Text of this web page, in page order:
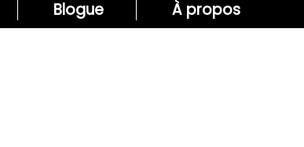
Blogue À propos